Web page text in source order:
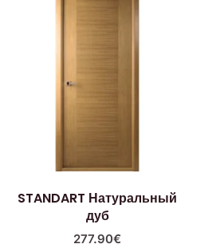
STANDART Натуральный
дуб
277.90€